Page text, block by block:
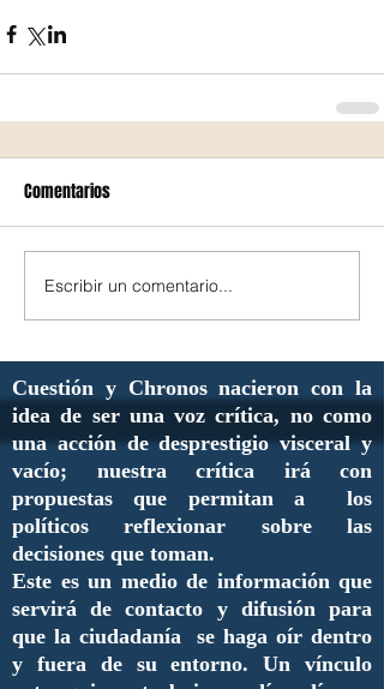
Comentarios
Escribir un comentario...
Cuestión y Chronos nacieron con la
idea de ser una voz crítica, no como
una acción de desprestigio visceral y
vacío; nuestra crítica irá con
propuestas que permitan a los
políticos reflexionar sobre las
decisiones que toman.
Este es un medio de información que
servirá de contacto y difusión para
que la ciudadanía se haga oír dentro
y fuera de su entorno. Un vínculo